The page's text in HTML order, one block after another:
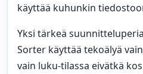
käyttää kuhunkin
Yksi tärkeä
Sorter käyttää tekoälyä vain
vain luku-tilassa eivätkä